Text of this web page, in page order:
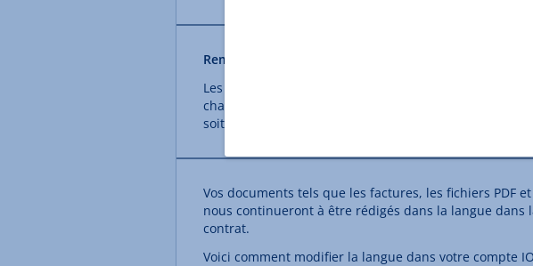
Remarque
Les catégories
changement de langue. Nous travaillons cependant à
soit également possible.
Vos documents tels que les factures, les fichiers PDF
nous continueront à être rédigés dans la langue dans
contrat.
Voici comment modifier la langue dans votre compte